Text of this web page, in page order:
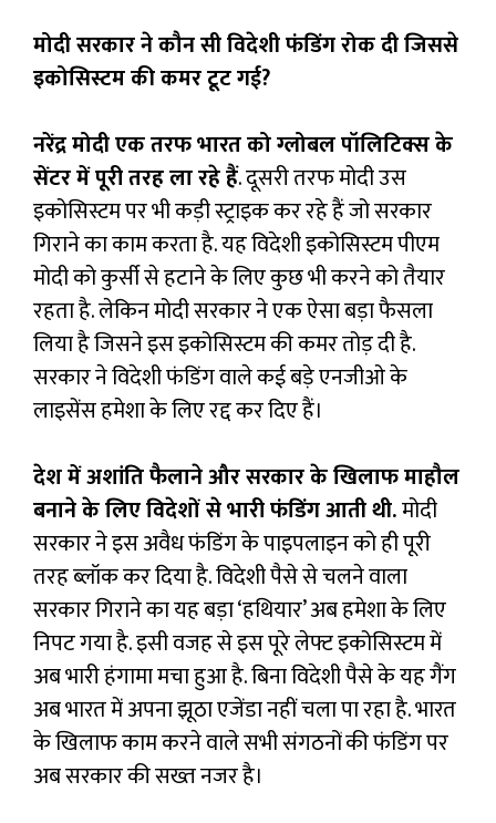
मोदी सरकार ने कौन सी विदेशी फंडिंग रोक दी जिससे
इकोसिस्टम की कमर टूट गई?
नरेंद्र मोदी एक तरफ भारत को ग्लोबल पॉलिटिक्स के
सेंटर में पूरी तरह ला रहे हैं. दूसरी तरफ मोदी उस
इकोसिस्टम पर भी कड़ी स्ट्राइक कर रहे हैं जो सरकार
गिराने का काम करता है. यह विदेशी इकोसिस्टम पीएम
मोदी को कुर्सी से हटाने के लिए कुछ भी करने को तैयार
रहता है. लेकिन मोदी सरकार ने एक ऐसा बड़ा फैसला
लिया है जिसने इस इकोसिस्टम की कमर तोड़ दी है.
सरकार ने विदेशी फंडिंग वाले कई बड़े एनजीओ के
लाइसेंस हमेशा के लिए रद्द कर दिए हैं।
देश में अशांति फैलाने और सरकार के खिलाफ माहौल
बनाने के लिए विदेशों से भारी फंडिंग आती थी.मोदी
सरकार ने इस अवैध फंडिंग के पाइपलाइन को ही पूरी
तरह ब्लॉक कर दिया है. विदेशी पैसे से चलने वाला
सरकार गिराने का यह बड़ा ‘हथियार’ अब हमेशा के लिए
निपट गया है. इसी वजह से इस पूरे लेफ्ट इकोसिस्टम में
अब भारी हंगामा मचा हुआ है. बिना विदेशी पैसे के यह गैंग
अब भारत में अपना झूठा एजेंडा नहीं चला पा रहा है. भारत
के खिलाफ काम करने वाले सभी संगठनों की फंडिंग पर
अब सरकार की सख्त नजर है।